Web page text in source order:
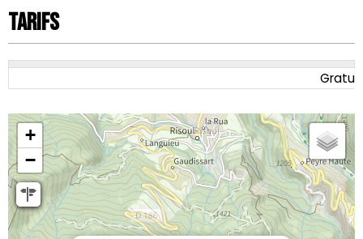
Tarifs
Gratuit
+
−